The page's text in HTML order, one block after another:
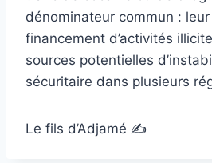
dénominateur commun :
financement d’activités
sources potentielles
sécuritaire dans plusieurs
Le fils d’Adjamé ✍️